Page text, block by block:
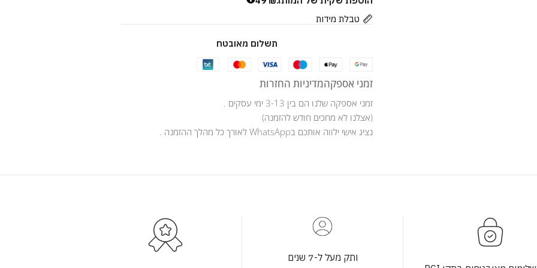
טבלת מידות
תשלום מאובטח
זמני אספקהמדיניות החזרות
זמני אספקה שלנו הם בין 3-13 ימי עסקים .
(אצלנו לא מחכים חודש להזמנה)
נציג אישי ילווה אותכם בWhatsApp לאורך כל מהלך ההזמנה .
ותק מעל ל-7 שנים